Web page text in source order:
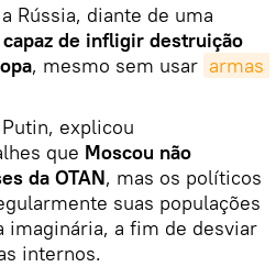
Rússia, diante de uma
de infligir destruição
, mesmo sem usar armas
explicou
que Moscou não
da OTAN, mas os políticos
suas populações
imaginária, a fim de desviar
internos.